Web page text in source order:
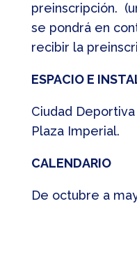
preinscripción.
se pondrá en
recibir la
ESPACIO E
Ciudad
Plaza Imperial.
CALENDARIO
De octubre a